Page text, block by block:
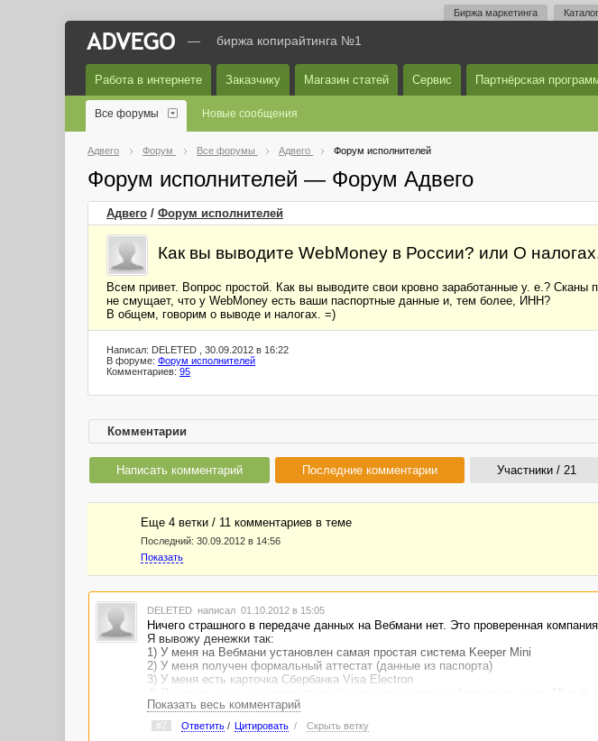
Биржа маркетинга
— биржа копирайтинга №1
Работа в интернете Заказчику Магазин статей Сервис Партнёрская
Все форумы Новые сообщения
Адвего Форум Все форумы Адвего Форум исполнителей
Форум исполнителей — Форум Адвего
Адвего / Форум исполнителей
Как вы выводите WebMoney в России? или О
Всем привет. Вопрос простой. Как вы выводите свои кровно заработанные у. е.?
не смущает, что у WebMoney есть ваши паспортные данные и, тем более, ИНН?
В общем, говорим о выводе и налогах. =)
Написал: DELETED , 30.09.2012 в 16:22
В форуме: Форум исполнителей
Комментариев: 95
Комментарии
Написать комментарий Последние комментарии Участники / 21
Еще 4 ветки / 11 комментариев в темe
Последний: 30.09.2012 в 14:56
Показать
DELETED написал 01.10.2012 в 15:05
Ничего страшного в передаче данных на Вебмани нет. Это проверенная
Я вывожу денежки так:
1) У меня на Вебмани установлен самая простая система Keeper Mini
2) У меня получен формальный аттестат (данные из паспорта)
3) У меня есть карточка Сбербанка Visa Electron
5) Полученные у.е с Адвего я конвертирую обменным аппаратом Вебмани
6) Далее делаю по указанным шагам: [
И все. Не надо никаких морок с начальным и персональным аттестатами.
Показать весь комментарий
#7 Ответить/ Цитировать / Скрыть ветку